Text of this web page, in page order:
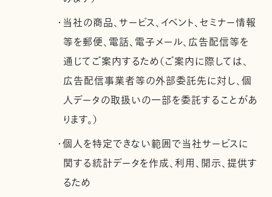
・当社の商品、サービス、イベント、セミナー情報
等を郵便、電話、電子メール、広告配信等を
通じてご案内するため（ご案内に際しては、
広告配信事業者等の外部委託先に対し、個
人データの取扱いの一部を委託することがあ
ります。）
・個人を特定できない範囲で当社サービスに
関する統計データを作成、利用、開示、提供す
るため